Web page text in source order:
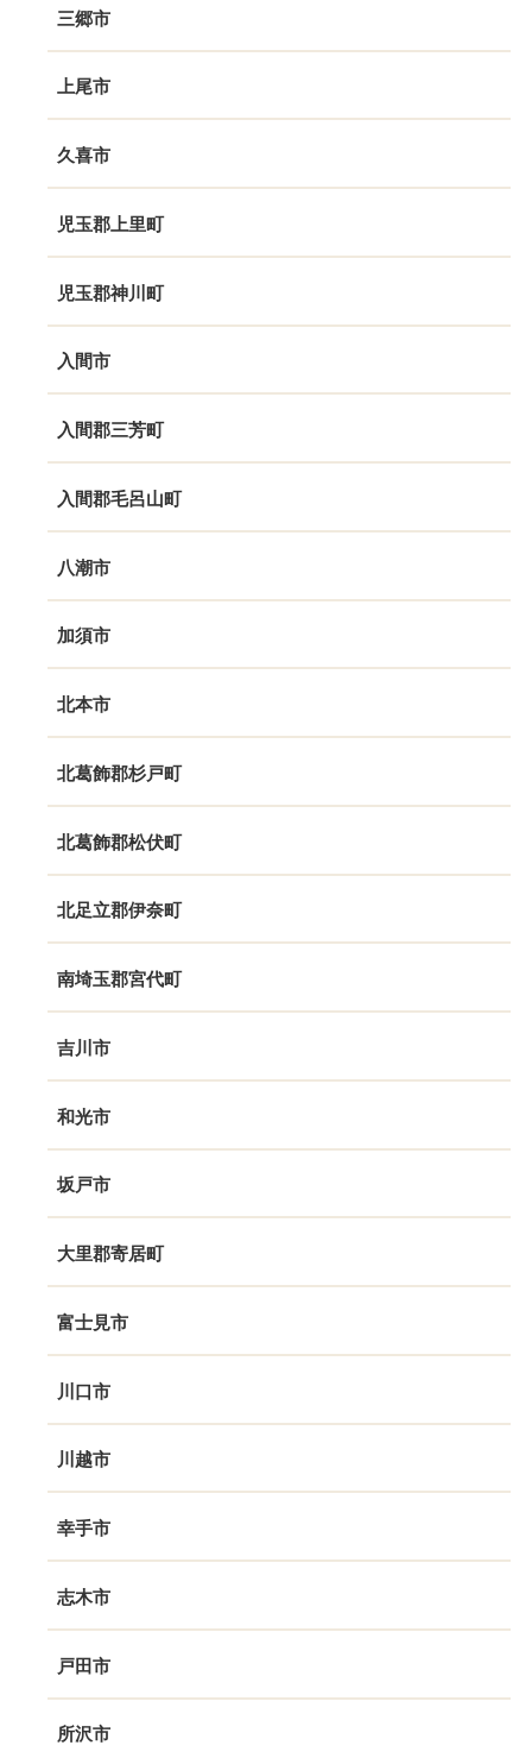
三郷市
上尾市
久喜市
児玉郡上里町
児玉郡神川町
入間市
入間郡三芳町
入間郡毛呂山町
八潮市
加須市
北本市
北葛飾郡杉戸町
北葛飾郡松伏町
北足立郡伊奈町
南埼玉郡宮代町
吉川市
和光市
坂戸市
大里郡寄居町
富士見市
川口市
川越市
幸手市
志木市
戸田市
所沢市